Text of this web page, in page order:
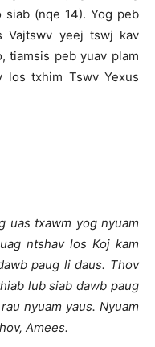
(nqe 14). Yog peb
Vajtswv yeej tswj kav
tiamsis peb yuav plam
los txhim Tswv Yexus
uas txawm yog nyuam
ntshav los Koj kam
paug li daus. Thov
lub siab dawb paug
nyuam yaus. Nyuam
Amees.